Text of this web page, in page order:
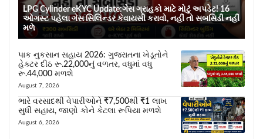
LPG Cylinder eKYC Update:ગેસ ગ્રાહકો માટે મોટું અપડેટ! 16
ઓગસ્ટ પહેલા ગેસ સિલિન્ડર કેવાયસી કરાવો, નહીં તો સબસિડી નહીં
મળે
પાક નુકસાન સહાય 2026: ગુજરાતના ખેડૂતોને
હેક્ટર દીઠ રૂ.22,000નું વળતર, વધુમાં વધુ
રૂ.44,000 મળશે
August 7, 2026
ભારે વરસાદથી વેપારીઓને ₹7,500થી ₹1 લાખ
સુધી સહાય, જાણો કોને કેટલા રૂપિયા મળશે
August 6, 2026